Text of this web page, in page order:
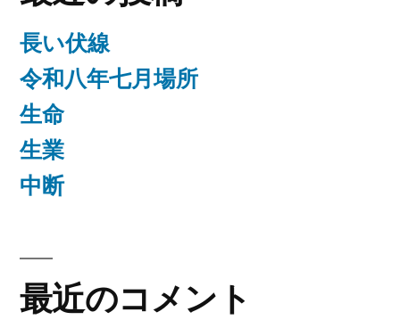
長い伏線
令和八年七月場所
生命
生業
中断
最近のコメント